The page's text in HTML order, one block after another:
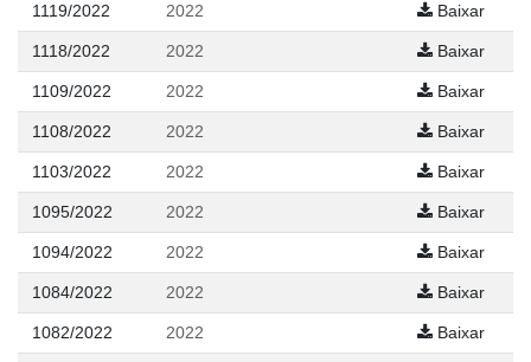
1119/2022 2022 Baixar
1118/2022 2022 Baixar
1109/2022 2022 Baixar
1108/2022 2022 Baixar
1103/2022 2022 Baixar
1095/2022 2022 Baixar
1094/2022 2022 Baixar
1084/2022 2022 Baixar
1082/2022 2022 Baixar